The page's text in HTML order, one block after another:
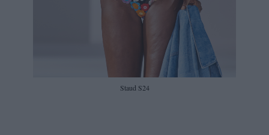
Staud S24